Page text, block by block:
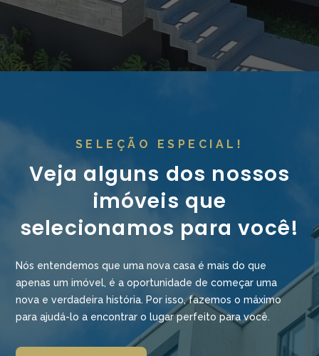
SELEÇÃO ESPECIAL!
Veja alguns dos nossos
imóveis que
selecionamos para você!
Nós entendemos que uma nova casa é mais do que
apenas um imóvel, é a oportunidade de começar uma
nova e verdadeira história. Por isso, fazemos o máximo
para ajudá-lo a encontrar o lugar perfeito para você.